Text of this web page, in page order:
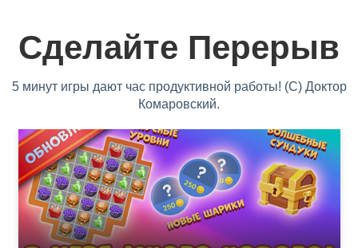
Сделайте Перерыв
5 минут игры дают час продуктивной работы! (С) Доктор
Комаровский.